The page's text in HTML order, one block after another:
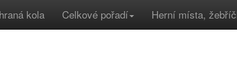
kola Celkové pořadí Herní místa,